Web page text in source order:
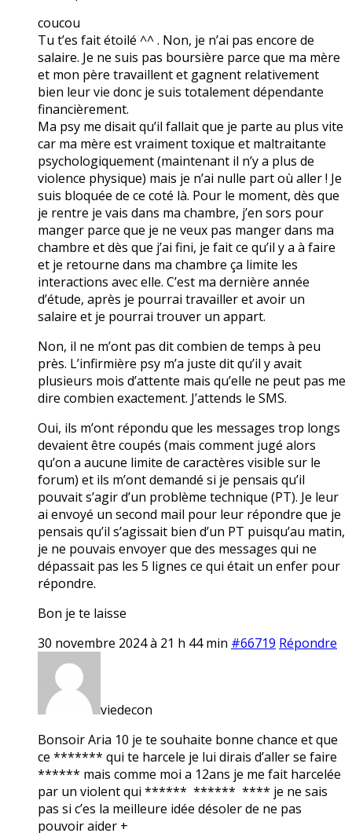
coucou
Tu t’es fait étoilé ^^ . Non, je n’ai pas encore de
salaire. Je ne suis pas boursière parce que ma mère
et mon père travaillent et gagnent relativement
bien leur vie donc je suis totalement dépendante
financièrement.
Ma psy me disait qu’il fallait que je parte au plus vite
car ma mère est vraiment toxique et maltraitante
psychologiquement (maintenant il n’y a plus de
violence physique) mais je n’ai nulle part où aller ! Je
suis bloquée de ce coté là. Pour le moment, dès que
je rentre je vais dans ma chambre, j’en sors pour
manger parce que je ne veux pas manger dans ma
chambre et dès que j’ai fini, je fait ce qu’il y a à faire
et je retourne dans ma chambre ça limite les
interactions avec elle. C’est ma dernière année
d’étude, après je pourrai travailler et avoir un
salaire et je pourrai trouver un appart.
Non, il ne m’ont pas dit combien de temps à peu
près. L’infirmière psy m’a juste dit qu’il y avait
plusieurs mois d’attente mais qu’elle ne peut pas me
dire combien exactement. J’attends le SMS.
Oui, ils m’ont répondu que les messages trop longs
devaient être coupés (mais comment jugé alors
qu’on a aucune limite de caractères visible sur le
forum) et ils m’ont demandé si je pensais qu’il
pouvait s’agir d’un problème technique (PT). Je leur
ai envoyé un second mail pour leur répondre que je
pensais qu’il s’agissait bien d’un PT puisqu’au matin,
je ne pouvais envoyer que des messages qui ne
dépassait pas les 5 lignes ce qui était un enfer pour
répondre.
Bon je te laisse
30 novembre 2024 à 21 h 44 min #66719 Répondre
viedecon
Bonsoir Aria 10 je te souhaite bonne chance et que
ce ******* qui te harcele je lui dirais d’aller se faire
****** mais comme moi a 12ans je me fait harcelée
par un violent qui ****** ****** **** je ne sais
pas si c’es la meilleure idée désoler de ne pas
pouvoir aider +